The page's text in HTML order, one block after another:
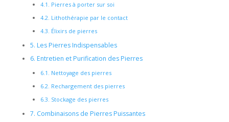
4.1. Pierres à porter sur soi
4.2. Lithothérapie par le contact
4.3. Élixirs de pierres
5. Les Pierres Indispensables
6. Entretien et Purification des Pierres
6.1. Nettoyage des pierres
6.2. Rechargement des pierres
6.3. Stockage des pierres
7. Combinaisons de Pierres Puissantes